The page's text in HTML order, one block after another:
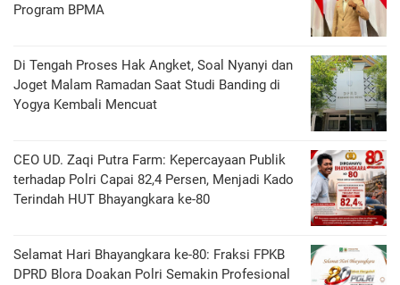
Program BPMA
Di Tengah Proses Hak Angket, Soal Nyanyi dan
Joget Malam Ramadan Saat Studi Banding di
Yogya Kembali Mencuat
CEO UD. Zaqi Putra Farm: Kepercayaan Publik
terhadap Polri Capai 82,4 Persen, Menjadi Kado
Terindah HUT Bhayangkara ke-80
Selamat Hari Bhayangkara ke-80: Fraksi FPKB
DPRD Blora Doakan Polri Semakin Profesional